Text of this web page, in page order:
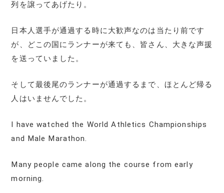
列を譲ってあげたり。
日本人選手が通過する時に大歓声なのは当たり前です
が、どこの国にランナーが来ても、皆さん、大きな声援
を送っていました。
そして最後尾のランナーが通過するまで、ほとんど帰る
人はいませんでした。
I have watched the World Athletics Championships
and Male Marathon.
Many people came along the course from early
morning.